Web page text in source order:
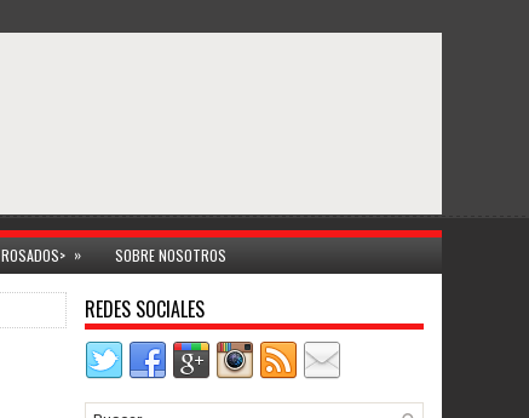
» SOBRE NOSOTROS
REDES SOCIALES